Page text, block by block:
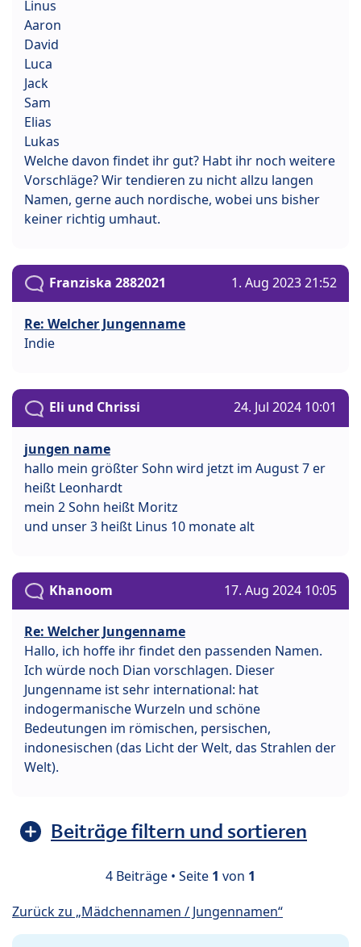
Linus
Aaron
David
Luca
Jack
Sam
Elias
Lukas
Welche davon findet ihr gut? Habt ihr noch weitere
Vorschläge? Wir tendieren zu nicht allzu langen
Namen, gerne auch nordische, wobei uns bisher
keiner richtig umhaut.
Franziska 2882021 1. Aug 2023 21:52
Re: Welcher Jungenname
Indie
Eli und Chrissi 24. Jul 2024 10:01
jungen name
hallo mein größter Sohn wird jetzt im August 7 er
heißt Leonhardt
mein 2 Sohn heißt Moritz
und unser 3 heißt Linus 10 monate alt
Khanoom 17. Aug 2024 10:05
Re: Welcher Jungenname
Hallo, ich hoffe ihr findet den passenden Namen.
Ich würde noch Dian vorschlagen. Dieser
Jungenname ist sehr international: hat
indogermanische Wurzeln und schöne
Bedeutungen im römischen, persischen,
indonesischen (das Licht der Welt, das Strahlen der
Welt).
Beiträge filtern und sortieren
4 Beiträge • Seite 1 von 1
Zurück zu „Mädchennamen / Jungennamen“